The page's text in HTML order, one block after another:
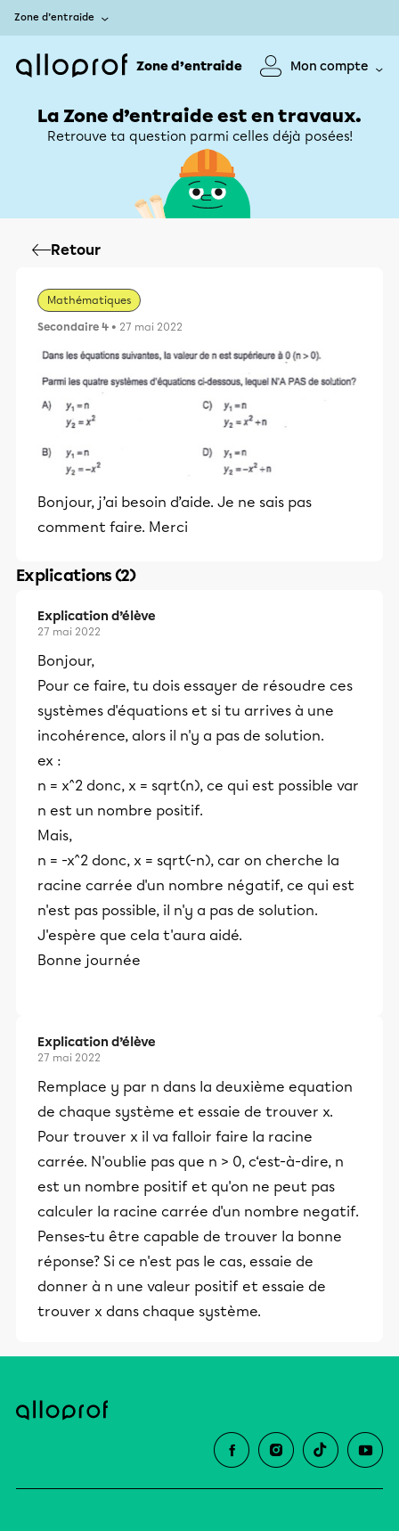
Zone d’entraide
Zone d’entraide Mon compte
La Zone d’entraide est en travaux.
Retrouve ta question parmi celles déjà posées!
Retour
Mathématiques
Secondaire 4 • 27 mai 2022
Bonjour, j’ai besoin d’aide. Je ne sais pas
comment faire. Merci
Explications (2)
Explication d’élève
27 mai 2022
Bonjour,
Pour ce faire, tu dois essayer de résoudre ces
systèmes d'équations et si tu arrives à une
incohérence, alors il n'y a pas de solution.
ex :
n = x^2 donc, x = sqrt(n), ce qui est possible var
n est un nombre positif.
Mais,
n = -x^2 donc, x = sqrt(-n), car on cherche la
racine carrée d'un nombre négatif, ce qui est
n'est pas possible, il n'y a pas de solution.
J'espère que cela t'aura aidé.
Bonne journée
Explication d’élève
27 mai 2022
Remplace y par n dans la deuxième equation
de chaque système et essaie de trouver x.
Pour trouver x il va falloir faire la racine
carrée. N'oublie pas que n > 0, c‘est-à-dire, n
est un nombre positif et qu'on ne peut pas
calculer la racine carrée d'un nombre negatif.
Penses-tu être capable de trouver la bonne
réponse? Si ce n'est pas le cas, essaie de
donner à n une valeur positif et essaie de
trouver x dans chaque système.